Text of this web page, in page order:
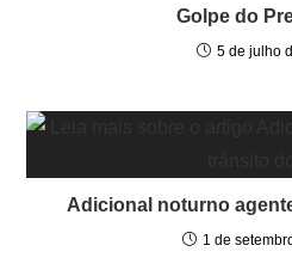
Golpe do
5 de julho
Adicional noturno
1 de